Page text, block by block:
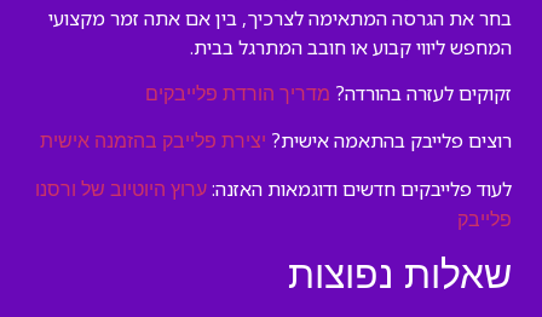
בחר את הגרסה המתאימה לצרכיך, בין אם אתה זמר מקצועי
המחפש ליווי קבוע או חובב המתרגל בבית.
זקוקים לעזרה בהורדה? מדריך הורדת פלייבקים
רוצים פלייבק בהתאמה אישית? יצירת פלייבק בהזמנה אישית
לעוד פלייבקים חדשים ודוגמאות האזנה: ערוץ היוטיוב של ורסנו
פלייבק
שאלות נפוצות